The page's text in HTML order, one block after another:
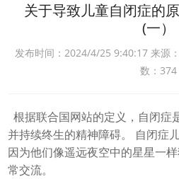
关于导致儿童自闭症的
(一）
发布时间：2024/4/25 9:40:17 来源
数：374
根据联合国网站的定义，自闭症
并持续终生的精神障碍。 自闭症
因为他们像遥远夜空中的星星一
常交流。